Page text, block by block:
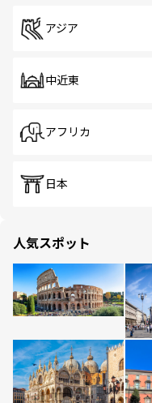
アジア
中近東
アフリカ
日本
人気スポット